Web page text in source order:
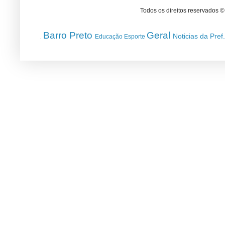
Todos os direitos reservados
Barro Preto Educação Esporte Geral Noticias da